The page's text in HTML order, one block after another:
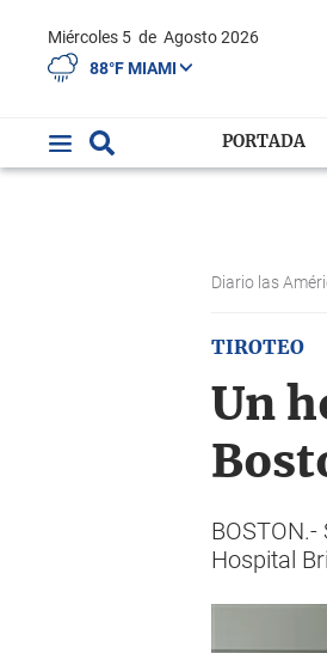
Miércoles 5 de Agosto 2026
88°F MIAMI
PORTADA
Diario las
TIROTEO
Un
Hospital